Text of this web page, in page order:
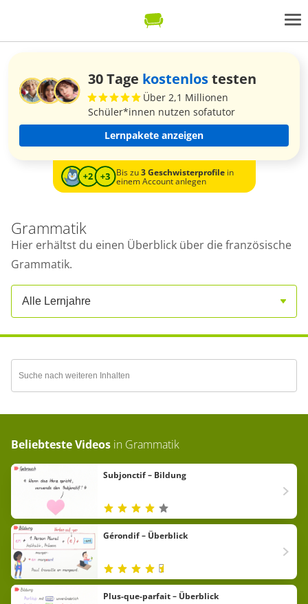
30 Tage kostenlostesten
Über 2,1 Millionen
Schüler*innen nutzen sofatutor
Lernpakete anzeigen
Bis zu3 Geschwisterprofilein
einem Account anlegen
Grammatik
Hier erhältst du einen Überblick über die französische
Grammatik.
Alle Lernjahre
Beliebteste Videos in Grammatik
Subjonctif – Bildung
Gérondif – Überblick
Plus-que-parfait – Überblick